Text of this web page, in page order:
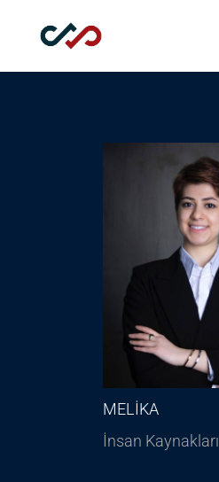
MELIKA
İnsan Kaynakları